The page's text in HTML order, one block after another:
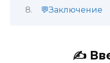
💬Заключение
✍️